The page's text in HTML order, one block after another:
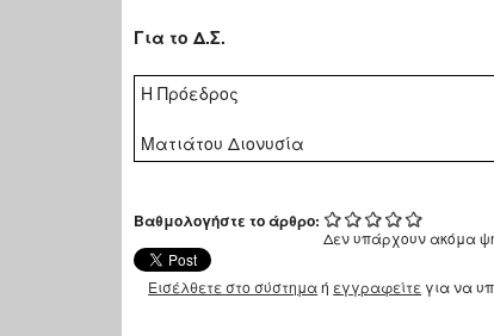
Για το Δ.Σ.
Η Πρόεδρος
Ματιάτου Διονυσία
Βαθμολογήστε το άρθρο:
Δεν υπάρχουν ακόμα
Εισέλθετε στο σύστημαή εγγραφείτε για να